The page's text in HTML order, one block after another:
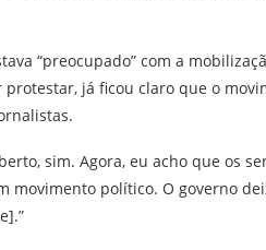
“preocupado” com a
já ficou claro que o
sim. Agora, eu acho que os
movimento político. O governo